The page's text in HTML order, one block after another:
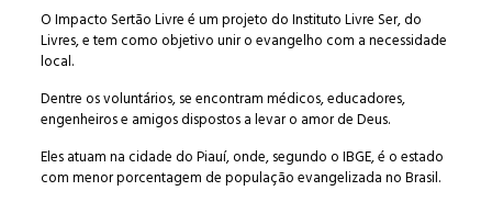
O Impacto Sertão Livre é um projeto do Instituto Livre Ser, do
Livres, e tem como objetivo unir o evangelho com a necessidade
local.
Dentre os voluntários, se encontram médicos, educadores,
engenheiros e amigos dispostos a levar o amor de Deus.
Eles atuam na cidade do Piauí, onde, segundo o IBGE, é o estado
com menor porcentagem de população evangelizada no Brasil.